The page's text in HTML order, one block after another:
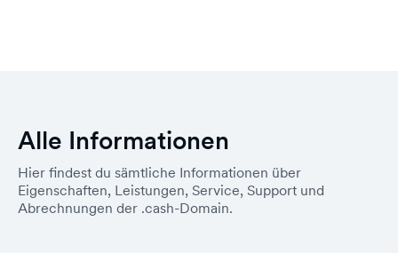
Alle Informationen
Hier findest du sämtliche Informationen über
Eigenschaften, Leistungen, Service, Support und
Abrechnungen der .cash-Domain.